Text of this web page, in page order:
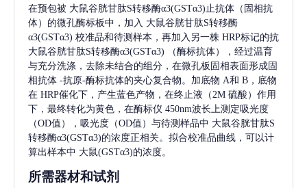
在预包被 大鼠谷胱甘肽S转移酶α3(GSTα3) 止抗体（固相抗
体）的微孔酶标板中，加入 大鼠谷胱甘肽S转移酶
α3(GSTα3) 校准品和待测样本，再加入另一株 HRP标记的抗
大鼠谷胱甘肽S转移酶α3(GSTα3)
（酶标抗体），经过温育
与充分洗涤，去除未结合的组分，在微孔板固相表面形成固
相抗体 -抗原-酶标抗体的夹心复合物。加底物 A和 B，底物
在 HRP催化下，产生蓝色产物，在终止液（2M 硫酸）作用
下，最终转化为黄色，在酶标仪 450nm波长上测定吸光度
（OD值），吸光度（OD值）与待测样品中 大鼠谷胱甘肽S
转移酶α3(GSTα3)的浓度正相关。拟合校准品曲线，可以计
算出样本中 大鼠(GSTα3)的浓度。
所需器材和试剂